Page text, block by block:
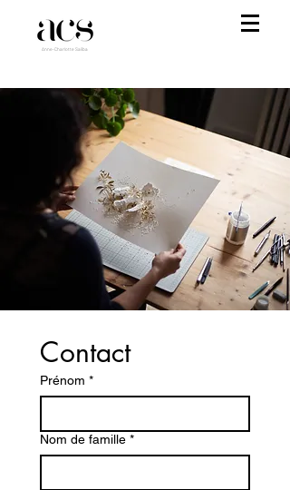
Anne-Charlotte Saliba
Contact
Prénom *
Nom de famille *